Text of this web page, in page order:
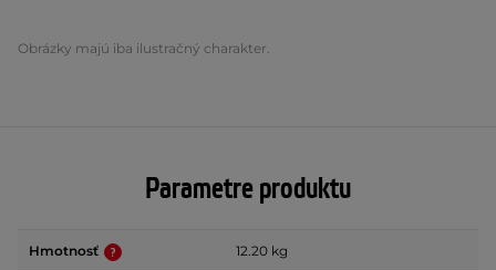
Obrázky majú iba ilustračný charakter.
Parametre produktu
Hmotnosť 12.20 kg